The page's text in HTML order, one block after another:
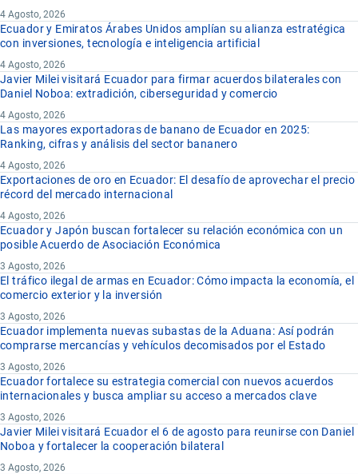
4 Agosto, 2026
Ecuador y Emiratos Árabes Unidos amplían su alianza estratégica
con inversiones, tecnología e inteligencia artificial
4 Agosto, 2026
Javier Milei visitará Ecuador para firmar acuerdos bilaterales con
Daniel Noboa: extradición, ciberseguridad y comercio
4 Agosto, 2026
Las mayores exportadoras de banano de Ecuador en 2025:
Ranking, cifras y análisis del sector bananero
4 Agosto, 2026
Exportaciones de oro en Ecuador: El desafío de aprovechar el precio
récord del mercado internacional
4 Agosto, 2026
Ecuador y Japón buscan fortalecer su relación económica con un
posible Acuerdo de Asociación Económica
3 Agosto, 2026
El tráfico ilegal de armas en Ecuador: Cómo impacta la economía, el
comercio exterior y la inversión
3 Agosto, 2026
Ecuador implementa nuevas subastas de la Aduana: Así podrán
comprarse mercancías y vehículos decomisados por el Estado
3 Agosto, 2026
Ecuador fortalece su estrategia comercial con nuevos acuerdos
internacionales y busca ampliar su acceso a mercados clave
3 Agosto, 2026
Javier Milei visitará Ecuador el 6 de agosto para reunirse con Daniel
Noboa y fortalecer la cooperación bilateral
3 Agosto, 2026